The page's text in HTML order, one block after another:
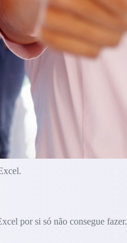
por si só não consegue fazer.